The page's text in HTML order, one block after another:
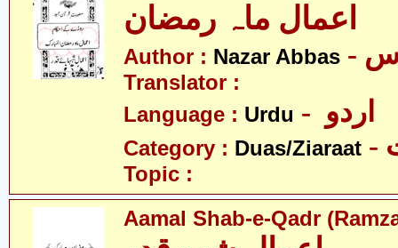
اعمال ماہ رمضان
Author : Nazar Abbas
Translator :
Language : Urdu
Category : Duas/Ziaraat
Topic :
Aamal Shab-e-Qadr